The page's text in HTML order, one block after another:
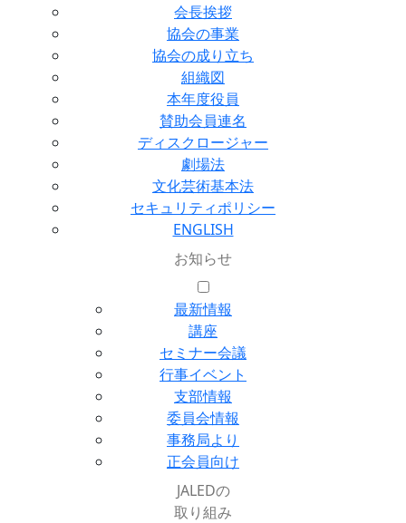
会長挨拶
協会の事業
協会の成り立ち
組織図
本年度役員
賛助会員連名
ディスクロージャー
劇場法
文化芸術基本法
セキュリティポリシー
ENGLISH
お知らせ
最新情報
講座
セミナー会議
行事イベント
支部情報
委員会情報
事務局より
正会員向け
JALEDの
取り組み